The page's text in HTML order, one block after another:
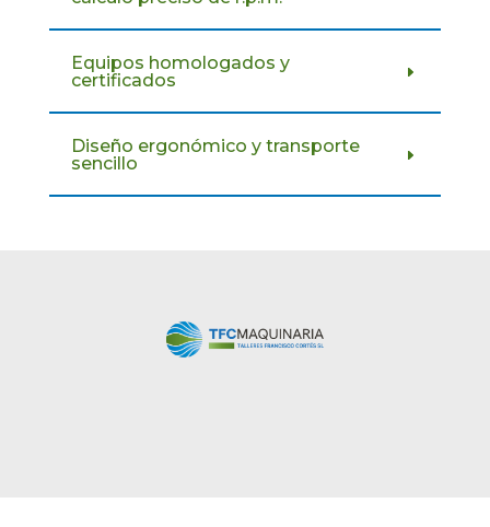
Equipos homologados y
certificados
Diseño ergonómico y transporte
sencillo